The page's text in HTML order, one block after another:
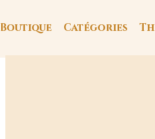
Boutique Catégories